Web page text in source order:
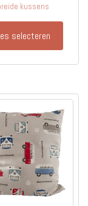
kussens
selecteren
Dit
Deze
optie
de